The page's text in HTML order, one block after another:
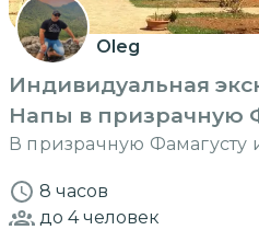
Oleg
Индивидуальная
Напы в призрачную
В призрачную Фамагусту
8 часов
до 4человек